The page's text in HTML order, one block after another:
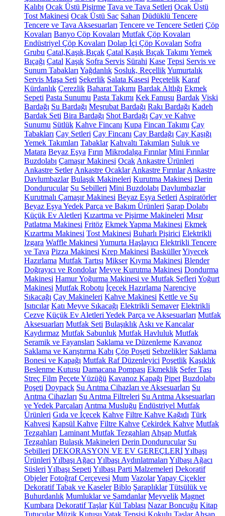
Kalıbı Ocak Üstü Pişirme Tava ve Tava Setleri Ocak Üstü
Tost Makinesi Ocak Üstü Sac Sahan Düdüklü Tencere
Tencere ve Tava Aksesuarları Tencere ve Tencere Setleri Çöp
Kovaları Banyo Çöp Kovaları Mutfak Çöp Kovaları
Endüstriyel Çöp Kovaları Dolap İçi Çöp Kovaları Sofra
Grubu Çatal,Kaşık,Bıçak Çatal Kaşık Bıçak Takımı Yemek
Bıçağı Çatal Kaşık Sofra Servis Sürahi Kase Tepsi Servis ve
Sunum Tabakları Yağdanlık Sosluk, ReçellikYumurtalık
Servis Maşa Seti Şekerlik Salata Kasesi Peçetelik Karaf
Kürdanlık Çerezlik Baharat Takımı Bardak Altlığı Ekmek
Sepeti Pasta Sunumu Pasta Takımı Kek Fanusu Bardak Viski
Bardağı Su Bardağı Meşrubat Bardağı Rakı Bardağı Kadeh
Bardak Seti Bira Bardağı Shot Bardağı Çay ve Kahve
Sunumu Sütlük Kahve Fincanı Kupa Fincan Takımı Çay
Tabakları Çay Setleri Çay Fincanı Çay Bardağı Çay Kaşığı
Yemek Takımları Tabaklar Kahvaltı Takımları Suluk ve
Matara Beyaz Eşya Fırın Mikrodalga Fırınlar Mini Fırınlar
Buzdolabı Çamaşır Makinesi Ocak Ankastre Ürünleri
Ankastre Setler Ankastre Ocaklar Ankastre Fırınlar Ankastre
Davlumbazlar Bulaşık Makineleri Kurutma Makinesi Derin
Dondurucular Su Sebilleri Mini Buzdolabı Davlumbazlar
Kurutmalı Çamaşır Makinesi Beyaz Eşya Setleri Aspiratörler
Beyaz Eşya Yedek Parça ve Bakım Ürünleri Şarap Dolabı
Küçük Ev Aletleri Kızartma ve Pişirme Makineleri Mısır
Patlatma Makinesi Fritöz Ekmek Yapma Makinesi Ekmek
Kızartma Makinesi Tost Makinesi Buharlı Pişirici Elektrikli
Izgara Waffle Makinesi Yumurta Haşlayıcı Elektrikli Tencere
ve Tava Pizza Makinesi Krep Makinesi BasküllerYiyecek
Hazırlama Mutfak Tartısı Mikser Kıyma Makinesi Blender
Doğrayıcı ve Rondolar Meyve Kurutma Makinesi Dondurma
Makinesi Hamur Yoğurma Makinesi ve Mutfak Şefleri Yoğurt
Makinesi Mutfak Robotu İçecek Hazırlama Narenciye
Sıkacağı Çay Makineleri Kahve Makinesi Kettle ve Su
Isıtıcılar Katı Meyve Sıkacağı Elektrikli Semaver Elektrikli
Cezve Küçük Ev Aletleri Yedek Parça ve Aksesuarları Mutfak
Aksesuarları Mutfak Seti Bulaşıklık Askı ve Kancalar
Kaydırmaz Mutfak Sabunluk Mutfak Havluluk Mutfak
Seramik ve Fayansları Saklama ve Düzenleme Kavanoz
Saklama ve Karıştırma Kabı Çöp Poşeti Sebzelikler Saklama
Bonesi ve Kapağı Mutfak Raf Düzenleyici Poşetlik Kaşıklık
Beslenme Kutusu Damacana Pompası Ekmeklik Sefer Tası
Streç Film Peçete Yüzüğü Kavanoz Kapağı Pipet Buzdolabı
Poşeti Doypack Su Arıtma Cihazları ve Aksesuarları Su
Arıtma Cihazları Su Arıtma Filtreleri Su Arıtma Aksesuarları
ve Yedek Parçaları Arıtma Musluğu Endüstriyel Mutfak
Ürünleri Gıda ve İçecek Kahve Filtre Kahve Kağıdı Türk
Kahvesi Kapsül Kahve Filtre Kahve Çekirdek Kahve Mutfak
Tezgahları Laminant Mutfak Tezgahları Ahşap Mutfak
Tezgahları Bulaşık Makineleri Derin Dondurucular Su
Sebilleri DEKORASYON VE EV GEREÇLERİYılbaşı
Ürünleri Yılbaşı Ağacı Yılbaşı Aydınlatmaları Yılbaşı Ağacı
Süsleri Yılbaşı Sepeti Yılbaşı Parti Malzemeleri Dekoratif
Objeler Fotoğraf Çerçevesi Mum VazolarYapay Çiçekler
Dekoratif Tabak ve Kaseler Biblo Şaraplıklar Tütsülük ve
Buhurdanlık Mumluklar ve Şamdanlar Meyvelik Magnet
Kumbara Dekoratif Taşlar Kül Tablası Nazar Boncuğu Kitap
Tutucular Müzik Kutusu Yatak Tepsisi Kokulu Taşlar Ahşap